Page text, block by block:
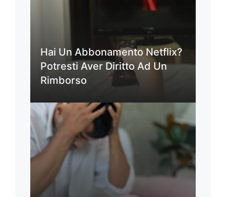
Hai Un Abbonamento Netflix?
Potresti Aver Diritto Ad Un
Rimborso